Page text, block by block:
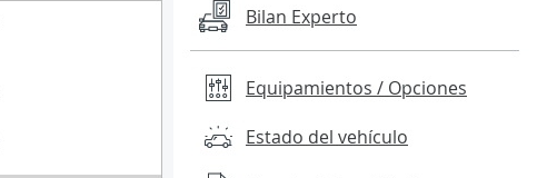
Bilan Experto
Equipamientos / Opciones
Estado del vehículo